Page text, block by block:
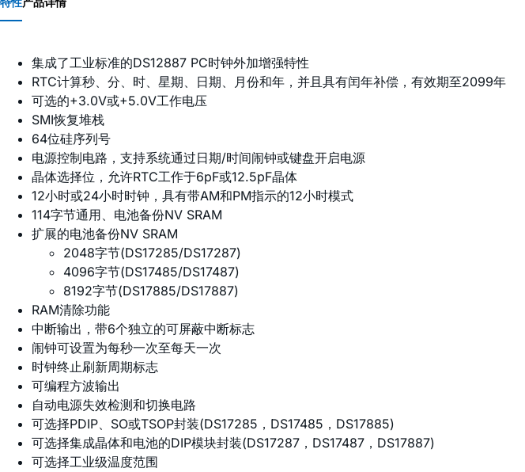
集成了工业标准的DS12887 PC时钟外加增强特性
RTC计算秒、分、时、星期、日期、月份和年，并且具有闰年补偿，有效期至2099年
可选的+3.0V或+5.0V工作电压
SMI恢复堆栈
64位硅序列号
电源控制电路，支持系统通过日期/时间闹钟或键盘开启电源
晶体选择位，允许RTC工作于6pF或12.5pF晶体
12小时或24小时时钟，具有带AM和PM指示的12小时模式
114字节通用、电池备份NV SRAM
扩展的电池备份NV SRAM
2048字节(DS17285/DS17287)
4096字节(DS17485/DS17487)
8192字节(DS17885/DS17887)
RAM清除功能
中断输出，带6个独立的可屏蔽中断标志
闹钟可设置为每秒一次至每天一次
时钟终止刷新周期标志
可编程方波输出
自动电源失效检测和切换电路
可选择PDIP、SO或TSOP封装(DS17285，DS17485，DS17885)
可选择集成晶体和电池的DIP模块封装(DS17287，DS17487，DS17887)
可选择工业级温度范围